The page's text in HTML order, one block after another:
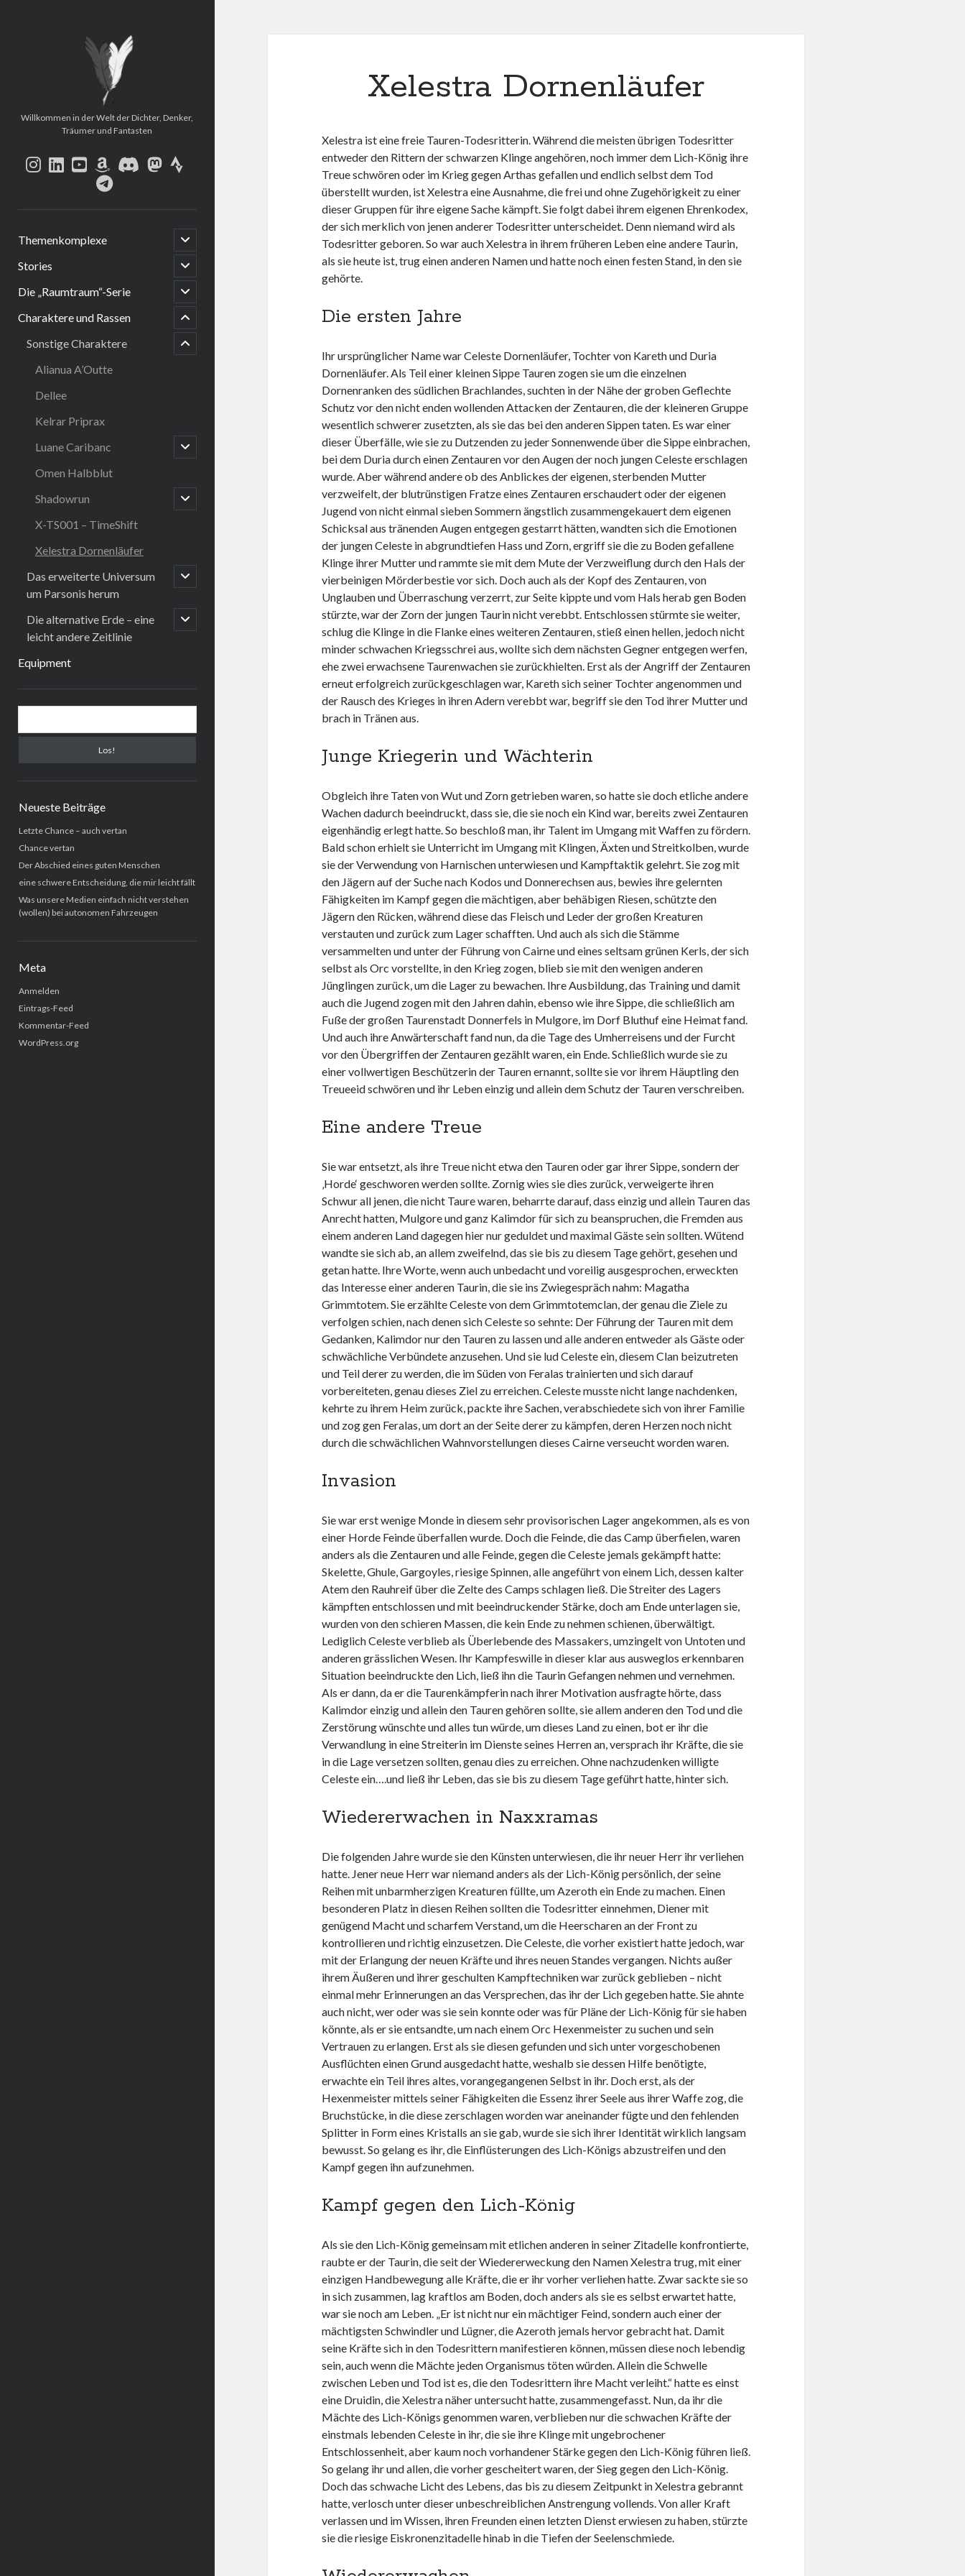
Mein
Story-
und
Erzählungsarchiv
Willkommen in der Welt der Dichter, Denker,
Träumer und Fantasten
instagram
linkedin
youtube
amazondiscordmastodon
strava
telegram
Themenkomplexe
open
child
menu
Stories
open
child
menu
Die „Raumtraum“-Serie
open
child
menu
Charaktere und Rassen open
child
menu
Sonstige Charaktere open
child
menu
Alianua A’Outte
Dellee
Kelrar Priprax
Luane Caribanc
open
child
Omen Halbblut
Shadowrun
open
child
X-TS001 – TimeShift
Xelestra Dornenläufer
Das erweiterte Universum
um Parsonis herum
open
child
Die alternative Erde – eine
leicht andere Zeitlinie
open
child
Equipment
Sidebar
Neueste Beiträge
Letzte Chance – auch vertan
Chance vertan
Der Abschied eines guten Menschen
eine schwere Entscheidung, die mir leicht fällt
Was unsere Medien einfach nicht verstehen
(wollen) bei autonomen Fahrzeugen
Meta
Anmelden
Eintrags-Feed
Kommentar-Feed
WordPress.org
Xelestra Dornenläufer
Xelestra ist eine freie Tauren-Todesritterin. Während die meisten übrigen Todesritter
entweder den Rittern der schwarzen Klinge angehören, noch immer dem Lich-König ihre
Treue schwören oder im Krieg gegen Arthas gefallen und endlich selbst dem Tod
überstellt wurden, ist Xelestra eine Ausnahme, die frei und ohne Zugehörigkeit zu einer
dieser Gruppen für ihre eigene Sache kämpft. Sie folgt dabei ihrem eigenen Ehrenkodex,
der sich merklich von jenen anderer Todesritter unterscheidet. Denn niemand wird als
Todesritter geboren. So war auch Xelestra in ihrem früheren Leben eine andere Taurin,
als sie heute ist, trug einen anderen Namen und hatte noch einen festen Stand, in den sie
gehörte.
Die ersten Jahre
Ihr ursprünglicher Name war Celeste Dornenläufer, Tochter von Kareth und Duria
Dornenläufer. Als Teil einer kleinen Sippe Tauren zogen sie um die einzelnen
Dornenranken des südlichen Brachlandes, suchten in der Nähe der groben Geflechte
Schutz vor den nicht enden wollenden Attacken der Zentauren, die der kleineren Gruppe
wesentlich schwerer zusetzten, als sie das bei den anderen Sippen taten. Es war einer
dieser Überfälle, wie sie zu Dutzenden zu jeder Sonnenwende über die Sippe einbrachen,
bei dem Duria durch einen Zentauren vor den Augen der noch jungen Celeste erschlagen
wurde. Aber während andere ob des Anblickes der eigenen, sterbenden Mutter
verzweifelt, der blutrünstigen Fratze eines Zentauren erschaudert oder der eigenen
Jugend von nicht einmal sieben Sommern ängstlich zusammengekauert dem eigenen
Schicksal aus tränenden Augen entgegen gestarrt hätten, wandten sich die Emotionen
der jungen Celeste in abgrundtiefen Hass und Zorn, ergriff sie die zu Boden gefallene
Klinge ihrer Mutter und rammte sie mit dem Mute der Verzweiflung durch den Hals der
vierbeinigen Mörderbestie vor sich. Doch auch als der Kopf des Zentauren, von
Unglauben und Überraschung verzerrt, zur Seite kippte und vom Hals herab gen Boden
stürzte, war der Zorn der jungen Taurin nicht verebbt. Entschlossen stürmte sie weiter,
schlug die Klinge in die Flanke eines weiteren Zentauren, stieß einen hellen, jedoch nicht
minder schwachen Kriegsschrei aus, wollte sich dem nächsten Gegner entgegen werfen,
ehe zwei erwachsene Taurenwachen sie zurückhielten. Erst als der Angriff der Zentauren
erneut erfolgreich zurückgeschlagen war, Kareth sich seiner Tochter angenommen und
der Rausch des Krieges in ihren Adern verebbt war, begriff sie den Tod ihrer Mutter und
brach in Tränen aus.
Junge Kriegerin und Wächterin
Obgleich ihre Taten von Wut und Zorn getrieben waren, so hatte sie doch etliche andere
Wachen dadurch beeindruckt, dass sie, die sie noch ein Kind war, bereits zwei Zentauren
eigenhändig erlegt hatte. So beschloß man, ihr Talent im Umgang mit Waffen zu fördern.
Bald schon erhielt sie Unterricht im Umgang mit Klingen, Äxten und Streitkolben, wurde
sie der Verwendung von Harnischen unterwiesen und Kampftaktik gelehrt. Sie zog mit
den Jägern auf der Suche nach Kodos und Donnerechsen aus, bewies ihre gelernten
Fähigkeiten im Kampf gegen die mächtigen, aber behäbigen Riesen, schützte den
Jägern den Rücken, während diese das Fleisch und Leder der großen Kreaturen
verstauten und zurück zum Lager schafften. Und auch als sich die Stämme
versammelten und unter der Führung von Cairne und eines seltsam grünen Kerls, der sich
selbst als Orc vorstellte, in den Krieg zogen, blieb sie mit den wenigen anderen
Jünglingen zurück, um die Lager zu bewachen. Ihre Ausbildung, das Training und damit
auch die Jugend zogen mit den Jahren dahin, ebenso wie ihre Sippe, die schließlich am
Fuße der großen Taurenstadt Donnerfels in Mulgore, im Dorf Bluthuf eine Heimat fand.
Und auch ihre Anwärterschaft fand nun, da die Tage des Umherreisens und der Furcht
vor den Übergriffen der Zentauren gezählt waren, ein Ende. Schließlich wurde sie zu
einer vollwertigen Beschützerin der Tauren ernannt, sollte sie vor ihrem Häuptling den
Treueeid schwören und ihr Leben einzig und allein dem Schutz der Tauren verschreiben.
Eine andere Treue
Sie war entsetzt, als ihre Treue nicht etwa den Tauren oder gar ihrer Sippe, sondern der
‚Horde‘ geschworen werden sollte. Zornig wies sie dies zurück, verweigerte ihren
Schwur all jenen, die nicht Taure waren, beharrte darauf, dass einzig und allein Tauren das
Anrecht hatten, Mulgore und ganz Kalimdor für sich zu beanspruchen, die Fremden aus
einem anderen Land dagegen hier nur geduldet und maximal Gäste sein sollten. Wütend
wandte sie sich ab, an allem zweifelnd, das sie bis zu diesem Tage gehört, gesehen und
getan hatte. Ihre Worte, wenn auch unbedacht und voreilig ausgesprochen, erweckten
das Interesse einer anderen Taurin, die sie ins Zwiegespräch nahm: Magatha
Grimmtotem. Sie erzählte Celeste von dem Grimmtotemclan, der genau die Ziele zu
verfolgen schien, nach denen sich Celeste so sehnte: Der Führung der Tauren mit dem
Gedanken, Kalimdor nur den Tauren zu lassen und alle anderen entweder als Gäste oder
schwächliche Verbündete anzusehen. Und sie lud Celeste ein, diesem Clan beizutreten
und Teil derer zu werden, die im Süden von Feralas trainierten und sich darauf
vorbereiteten, genau dieses Ziel zu erreichen. Celeste musste nicht lange nachdenken,
kehrte zu ihrem Heim zurück, packte ihre Sachen, verabschiedete sich von ihrer Familie
und zog gen Feralas, um dort an der Seite derer zu kämpfen, deren Herzen noch nicht
durch die schwächlichen Wahnvorstellungen dieses Cairne verseucht worden waren.
Invasion
Sie war erst wenige Monde in diesem sehr provisorischen Lager angekommen, als es von
einer Horde Feinde überfallen wurde. Doch die Feinde, die das Camp überfielen, waren
anders als die Zentauren und alle Feinde, gegen die Celeste jemals gekämpft hatte:
Skelette, Ghule, Gargoyles, riesige Spinnen, alle angeführt von einem Lich, dessen kalter
Atem den Rauhreif über die Zelte des Camps schlagen ließ. Die Streiter des Lagers
kämpften entschlossen und mit beeindruckender Stärke, doch am Ende unterlagen sie,
wurden von den schieren Massen, die kein Ende zu nehmen schienen, überwältigt.
Lediglich Celeste verblieb als Überlebende des Massakers, umzingelt von Untoten und
anderen grässlichen Wesen. Ihr Kampfeswille in dieser klar aus ausweglos erkennbaren
Situation beeindruckte den Lich, ließ ihn die Taurin Gefangen nehmen und vernehmen.
Als er dann, da er die Taurenkämpferin nach ihrer Motivation ausfragte hörte, dass
Kalimdor einzig und allein den Tauren gehören sollte, sie allem anderen den Tod und die
Zerstörung wünschte und alles tun würde, um dieses Land zu einen, bot er ihr die
Verwandlung in eine Streiterin im Dienste seines Herren an, versprach ihr Kräfte, die sie
in die Lage versetzen sollten, genau dies zu erreichen. Ohne nachzudenken willigte
Celeste ein….und ließ ihr Leben, das sie bis zu diesem Tage geführt hatte, hinter sich.
Wiedererwachen in Naxxramas
Die folgenden Jahre wurde sie den Künsten unterwiesen, die ihr neuer Herr ihr verliehen
hatte. Jener neue Herr war niemand anders als der Lich-König persönlich, der seine
Reihen mit unbarmherzigen Kreaturen füllte, um Azeroth ein Ende zu machen. Einen
besonderen Platz in diesen Reihen sollten die Todesritter einnehmen, Diener mit
genügend Macht und scharfem Verstand, um die Heerscharen an der Front zu
kontrollieren und richtig einzusetzen. Die Celeste, die vorher existiert hatte jedoch, war
mit der Erlangung der neuen Kräfte und ihres neuen Standes vergangen. Nichts außer
ihrem Äußeren und ihrer geschulten Kampftechniken war zurück geblieben – nicht
einmal mehr Erinnerungen an das Versprechen, das ihr der Lich gegeben hatte. Sie ahnte
auch nicht, wer oder was sie sein konnte oder was für Pläne der Lich-König für sie haben
könnte, als er sie entsandte, um nach einem Orc Hexenmeister zu suchen und sein
Vertrauen zu erlangen. Erst als sie diesen gefunden und sich unter vorgeschobenen
Ausflüchten einen Grund ausgedacht hatte, weshalb sie dessen Hilfe benötigte,
erwachte ein Teil ihres altes, vorangegangenen Selbst in ihr. Doch erst, als der
Hexenmeister mittels seiner Fähigkeiten die Essenz ihrer Seele aus ihrer Waffe zog, die
Bruchstücke, in die diese zerschlagen worden war aneinander fügte und den fehlenden
Splitter in Form eines Kristalls an sie gab, wurde sie sich ihrer Identität wirklich langsam
bewusst. So gelang es ihr, die Einflüsterungen des Lich-Königs abzustreifen und den
Kampf gegen ihn aufzunehmen.
Kampf gegen den Lich-König
Als sie den Lich-König gemeinsam mit etlichen anderen in seiner Zitadelle konfrontierte,
raubte er der Taurin, die seit der Wiedererweckung den Namen Xelestra trug, mit einer
einzigen Handbewegung alle Kräfte, die er ihr vorher verliehen hatte. Zwar sackte sie so
in sich zusammen, lag kraftlos am Boden, doch anders als sie es selbst erwartet hatte,
war sie noch am Leben. „Er ist nicht nur ein mächtiger Feind, sondern auch einer der
mächtigsten Schwindler und Lügner, die Azeroth jemals hervor gebracht hat. Damit
seine Kräfte sich in den Todesrittern manifestieren können, müssen diese noch lebendig
sein, auch wenn die Mächte jeden Organismus töten würden. Allein die Schwelle
zwischen Leben und Tod ist es, die den Todesrittern ihre Macht verleiht.“ hatte es einst
eine Druidin, die Xelestra näher untersucht hatte, zusammengefasst. Nun, da ihr die
Mächte des Lich-Königs genommen waren, verblieben nur die schwachen Kräfte der
einstmals lebenden Celeste in ihr, die sie ihre Klinge mit ungebrochener
Entschlossenheit, aber kaum noch vorhandener Stärke gegen den Lich-König führen ließ.
So gelang ihr und allen, die vorher gescheitert waren, der Sieg gegen den Lich-König.
Doch das schwache Licht des Lebens, das bis zu diesem Zeitpunkt in Xelestra gebrannt
hatte, verlosch unter dieser unbeschreiblichen Anstrengung vollends. Von aller Kraft
verlassen und im Wissen, ihren Freunden einen letzten Dienst erwiesen zu haben, stürzte
sie die riesige Eiskronenzitadelle hinab in die Tiefen der Seelenschmiede.